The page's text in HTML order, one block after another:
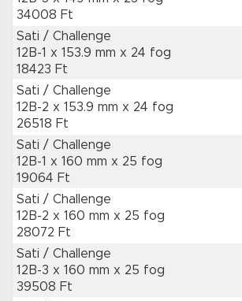
34008 Ft
Sati / Challenge
12B-1 x 153.9 mm x 24 fog
18423 Ft
Sati / Challenge
12B-2 x 153.9 mm x 24 fog
26518 Ft
Sati / Challenge
12B-1 x 160 mm x 25 fog
19064 Ft
Sati / Challenge
12B-2 x 160 mm x 25 fog
28072 Ft
Sati / Challenge
12B-3 x 160 mm x 25 fog
39508 Ft